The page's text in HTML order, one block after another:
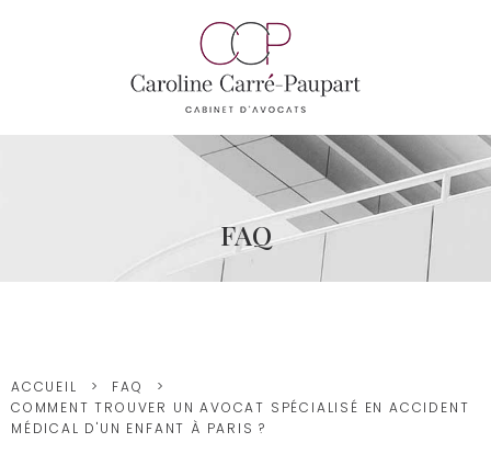
FAQ
ACCUEIL
FAQ
COMMENT TROUVER UN AVOCAT SPÉCIALISÉ EN ACCIDENT
MÉDICAL D'UN ENFANT À PARIS ?